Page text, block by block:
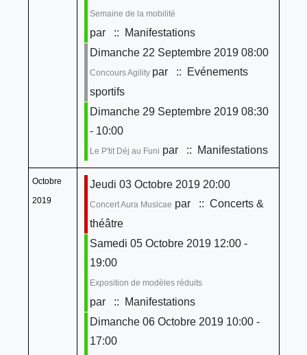
Semaine de la mobilité
par
:: Manifestations
Dimanche 22 Septembre 2019 08:00
Concours Agility par
:: Evénements
sportifs
Dimanche 29 Septembre 2019 08:30
- 10:00
Le P'tit Déj au Funi par :: Manifestations
Octobre
2019
Jeudi 03 Octobre 2019 20:00
Concert Aura Musicae par
:: Concerts &
théâtre
Samedi 05 Octobre 2019 12:00 -
19:00
Exposition de modèles réduits
par
:: Manifestations
Dimanche 06 Octobre 2019 10:00 -
17:00